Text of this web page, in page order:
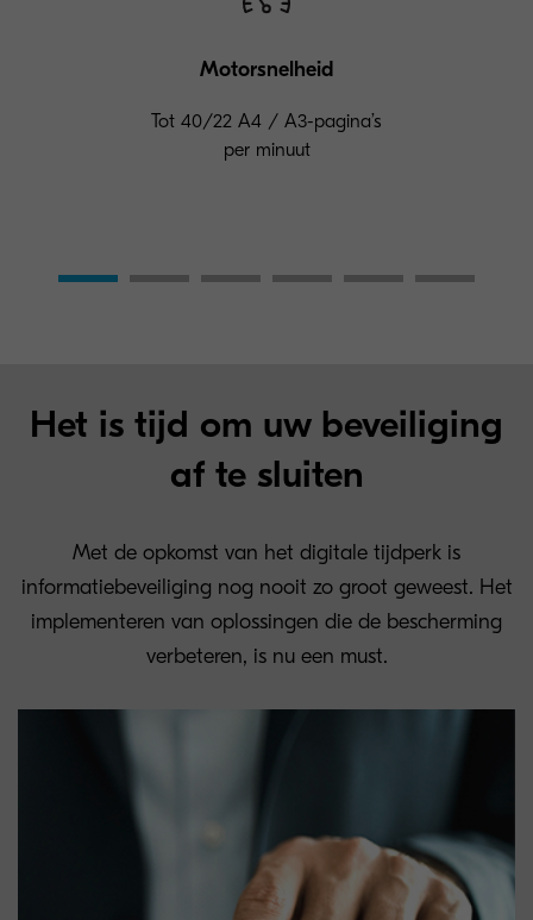
Motorsnelheid
Tot 40/22 A4 / A3-pagina’s
per minuut
Het is tijd om uw beveiliging
af te sluiten
Met de opkomst van het digitale tijdperk is
informatiebeveiliging nog nooit zo groot geweest. Het
implementeren van oplossingen die de bescherming
verbeteren, is nu een must.